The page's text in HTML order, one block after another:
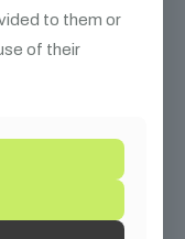
to them or
of their